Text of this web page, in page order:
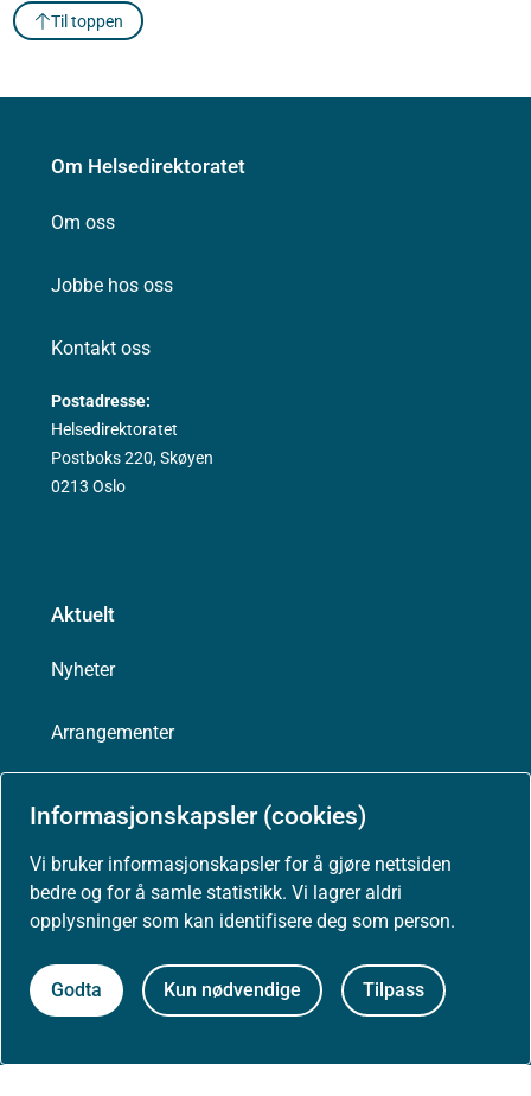
Informasjonskapsler (cookies)
Vi bruker informasjonskapsler for å gjøre nettsiden
bedre og for å samle statistikk. Vi lagrer aldri
opplysninger som kan identifisere deg som person.
Godta Kun nødvendige Tilpass
Til toppen
Om Helsedirektoratet
Om oss
Jobbe hos oss
Kontakt oss
Postadresse:
Helsedirektoratet
Postboks 220, Skøyen
0213 Oslo
Aktuelt
Nyheter
Arrangementer
Presse
Om nettstedet